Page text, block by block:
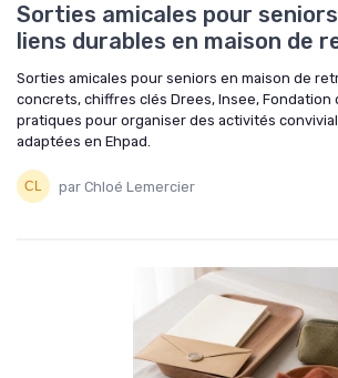
Sorties amicales pour
liens durables en maison de
Sorties amicales pour seniors en maison de
concrets, chiffres clés Drees, Insee, Fondation
pratiques pour organiser des activités
adaptées en Ehpad.
par Chloé Lemercier